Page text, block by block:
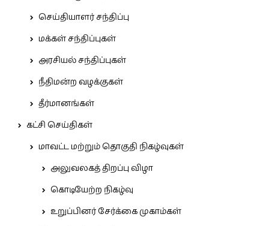
செய்தியாளர் சந்திப்பு
மக்கள் சந்திப்புகள்
அரசியல் சந்திப்புகள்
நீதிமன்ற வழக்குகள்
தீர்மானங்கள்
கட்சி செய்திகள்
மாவட்ட மற்றும் தொகுதி நிகழ்வுகள்
அலுவலகத் திறப்பு விழா
கொடியேற்ற நிகழ்வு
உறுப்பினர் சேர்க்கை முகாம்கள்